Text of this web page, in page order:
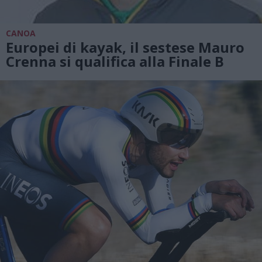
CANOA
Europei di kayak, il sestese Mauro
Crenna si qualifica alla Finale B